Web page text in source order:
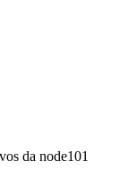
da node101